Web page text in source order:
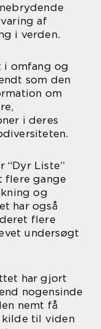
af
i verden.
i omfang og
som den
om
i deres
“Dyr Liste”
flere gange
og
har også
flere
undersøgt
har gjort
nogensinde
nemt få
til viden